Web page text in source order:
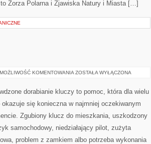
Zorza Polarna i Zjawiska Natury i Miasta […]
MOŻLIWOŚĆ KOMENTOWANIA PRAWO
ZOSTAŁA WYŁĄCZONA
dorabianie kluczy to pomoc, która dla wielu
okazuje się konieczna w najmniej oczekiwanym
Zgubiony klucz do mieszkania, uszkodzony
samochodowy, niedziałający pilot, zużyta
problem z zamkiem albo potrzeba wykonania